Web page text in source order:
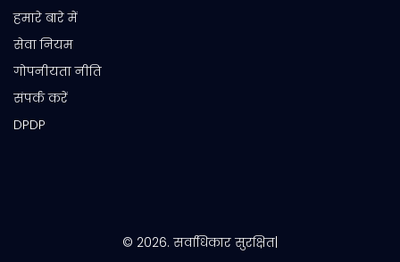
हमारे बारे में
सेवा नियम
गोपनीयता नीति
संपर्क करें
DPDP
© 2026. सर्वाधिकार सुरक्षित|